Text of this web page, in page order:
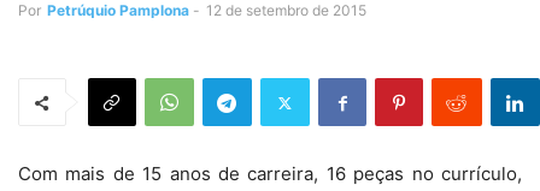
Por Petrúquio Pamplona - 12 de setembro de 2015
Com mais de 15 anos de carreira, 16 peças no currículo,